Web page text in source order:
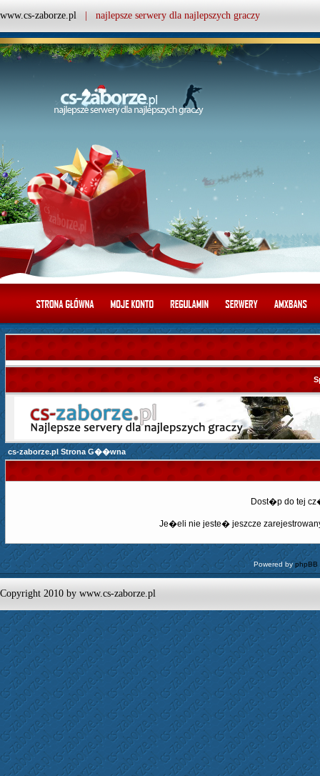
www.cs-zaborze.pl | najlepsze serwery dla najlepszych graczy
cs-zaborze.pl Strona G��wna
Dost�p do tej
Je�eli nie jeste� jeszcze
Powered byphpBB
Copyright 2010 by www.cs-zaborze.pl